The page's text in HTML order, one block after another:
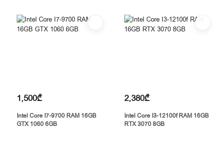
1,500₾
Intel Core I7-9700 RAM 16GB
GTX 1060 6GB
2,380₾
Intel Core I3-12100f RAM 16GB
RTX 3070 8GB